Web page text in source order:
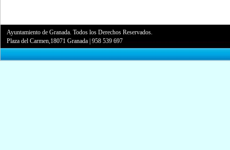
Ayuntamiento de Granada. Todos los Derechos Reservados.
Plaza del Carmen,18071 Granada |958 539 697